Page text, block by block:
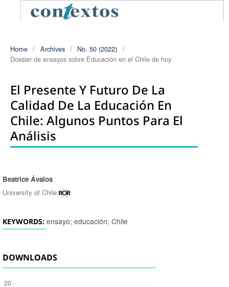
Home / Archives / No. 50 (2022) /
Dossier de ensayos sobre Educación en el Chile de hoy
El Presente Y Futuro De La
Calidad De La Educación En
Chile: Algunos Puntos Para El
Análisis
Authors
Beatrice Ávalos
University of Chile
KEYWORDS: ensayo; educación; Chile
DOWNLOADS